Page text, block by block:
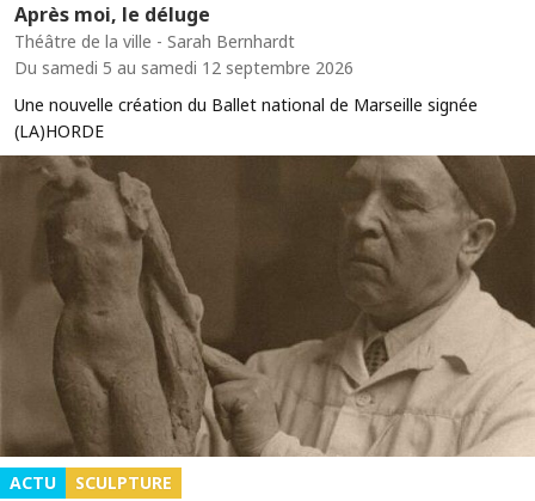
Après moi, le déluge
Théâtre de la ville - Sarah Bernhardt
Du samedi 5 au samedi 12 septembre 2026
Une nouvelle création du Ballet national de Marseille signée
(LA)HORDE
ACTU SCULPTURE